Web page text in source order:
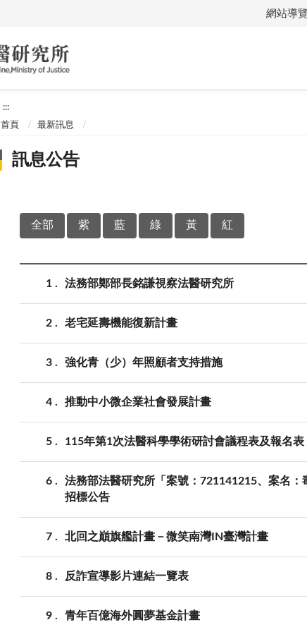
網站導覽
:::
首頁 最新訊息
訊息公告
全部 紫 藍 綠 黃 紅
1 法務部鄭部長銘謙視察法醫研究所
2 老宅延壽機能復新計畫
3 強化青（少）年照顧者支持措施
4 推動中小微企業社會發展計畫
5 115年第1次法醫科學學術研討會議程表及報名表
6
法務部法醫研究所「案號：721141215、案名
招標公告
7 北回之巔旗艦計畫－微笑南灣IN臺灣計畫
8 反詐宣導影片連結一覽表
9 青年百億海外圓夢基金計畫